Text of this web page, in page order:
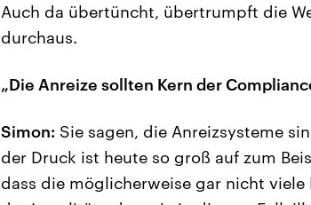
Auch da übertüncht, übertrumpft die
durchaus.
„Die Anreize sollten Kern der
Simon: Sie sagen, die Anreizsysteme
der Druck ist heute so groß auf zum
dass die möglicherweise gar nicht